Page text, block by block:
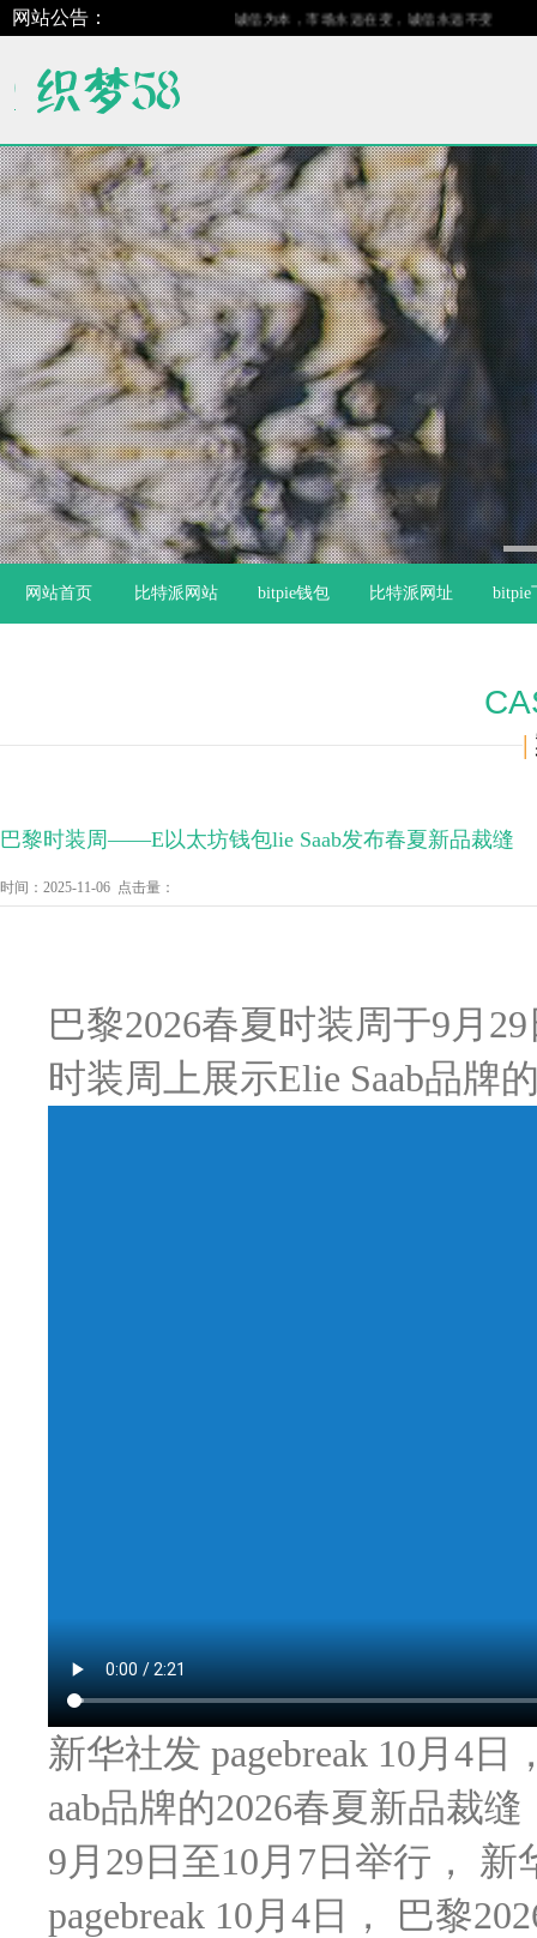
网站公告： 诚信为本，市场永远在变，诚信永远不变
1
网站首页 比特派网站 bitpie钱包 比特派网址 bitpie
|
巴黎时装周——E以太坊钱包lie Saab发布春夏新品裁缝
时间：2025-11-06 点击量：
巴黎2026春夏时装周于9月
时装周上展示Elie Saab品牌
新华社发 pagebreak 10月4
aab品牌的2026春夏新品裁
9月29日至10月7日举行， 新
pagebreak 10月4日， 巴黎